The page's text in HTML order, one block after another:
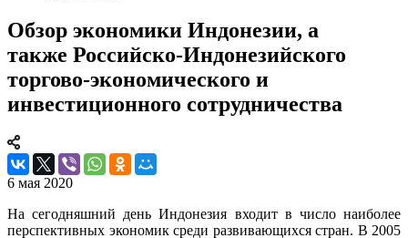
Обзор экономики Индонезии, а
также Российско-Индонезийского
торгово-экономического и
инвестиционного сотрудничества
6 мая 2020
На сегодняшний день Индонезия входит в число наиболее
перспективных экономик среди развивающихся стран. В 2005